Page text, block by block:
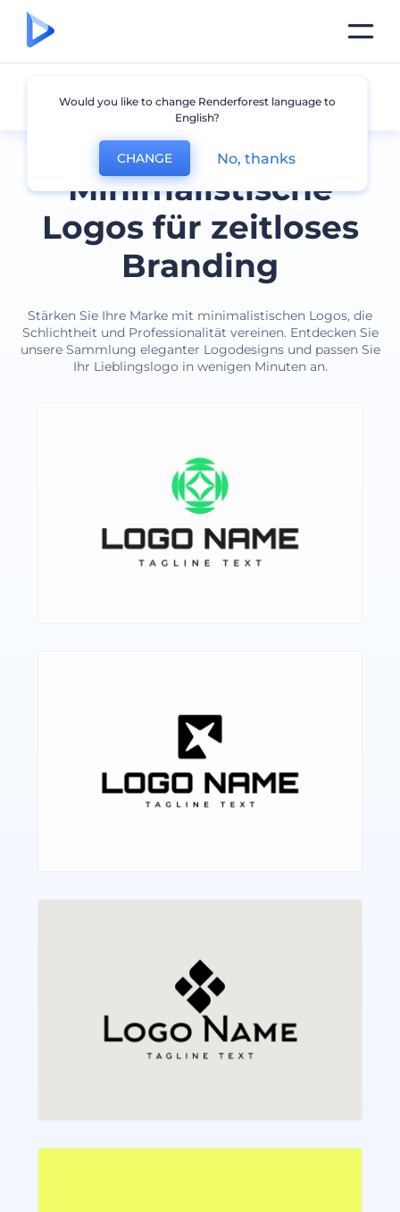
Minimalistische
Logos für zeitloses
Branding
Stärken Sie Ihre Marke mit minimalistischen Logos, die
Schlichtheit und Professionalität vereinen. Entdecken Sie
unsere Sammlung eleganter Logodesigns und passen Sie
Ihr Lieblingslogo in wenigen Minuten an.
Minimalistisch
Would you like to change Renderforest language to
English?
CHANGE No, thanks